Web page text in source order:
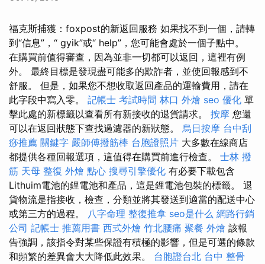
福克斯捕獲：foxpost的新返回服務 如果找不到一個，請轉
到“信息”，“ gyik”或“ help”，您可能會處於一個子點中。
在購買前值得審查，因為並非一切都可以返回，這裡有例
外。 最終目標是發現盡可能多的欺詐者，並使回報感到不
舒服。 但是，如果您不想收取返回產品的運輸費用，請在
此字段中寫入零。 記帳士 考試時間 林口 外燴 seo 優化 單
擊此處的新標籤以查看所有新接收的退貨請求。 按摩 您還
可以在返回狀態下查找過濾器的新狀態。 烏日按摩 台中刮
痧推薦 關鍵字 嚴師傅撥筋棒 台胞證照片 大多數在線商店
都提供各種回報選項，這值得在購買前進行檢查。 士林 撥
筋 天母 整復 外燴 點心 搜尋引擎優化 有必要下載包含
Lithuim電池的鋰電池和產品，這是鋰電池包裝的標籤。 退
貨物流是指接收，檢查，分類並將其發送到適當的配送中心
或第三方的過程。 八字命理 整復推拿 seo是什么 網路行銷
公司 記帳士 推薦用書 西式外燴 竹北腰痛 聚餐 外燴 該報
告強調，該指令對某些保證有積極的影響，但是可選的條款
和頻繁的差異會大大降低此效果。 台胞證台北 台中 整骨